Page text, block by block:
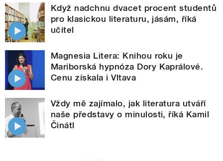
Když nadchnu dvacet procent studentů
pro klasickou literaturu, jásám, říká
učitel
Magnesia Litera: Knihou roku je
Mariborská hypnóza Dory Kaprálové.
Cenu získala i Vltava
Vždy mě zajímalo, jak literatura utváří
naše představy o minulosti, říká Kamil
Činátl